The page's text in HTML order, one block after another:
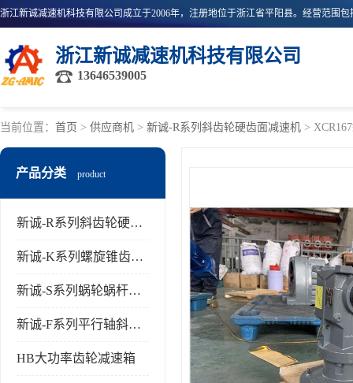
浙江新诚减速机科技有限公司
13646539005
当前位置： 首页 > 供应商机 > 新诚-R系列斜齿轮硬齿面减速机 >
产品分类 product
新诚-R系列斜齿轮硬齿面减速机
新诚-K系列螺旋锥齿轮减速机
新诚-S系列蜗轮蜗杆齿轮减速机
新诚-F系列平行轴斜齿轮减速机
HB大功率齿轮减速箱